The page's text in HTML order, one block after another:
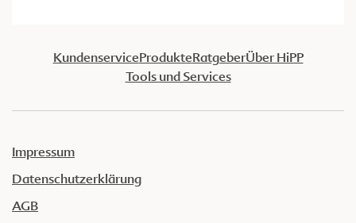
KundenserviceProdukteRatgeberÜber HiPP
Tools und Services
Impressum
Datenschutzerklärung
AGB